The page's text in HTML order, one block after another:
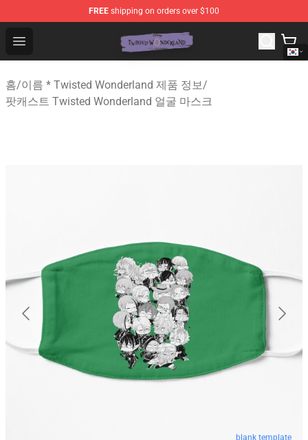
FREE shipping on orders over $100
Open menu
Twisted Wonderland Store - Official Twisted
홈/이름 * Twisted Wonderland 제품 정보/
팟캐스트 Twisted Wonderland 얼굴 마스크